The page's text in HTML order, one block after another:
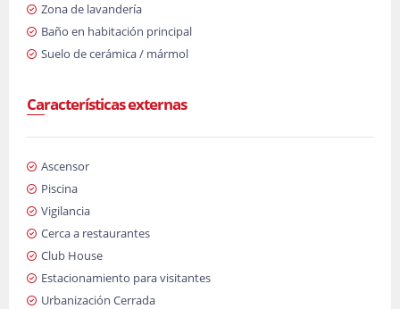
Zona de lavandería
Baño en habitación principal
Suelo de cerámica / mármol
Características externas
Ascensor
Piscina
Vigilancia
Cerca a restaurantes
Club House
Estacionamiento para visitantes
Urbanización Cerrada